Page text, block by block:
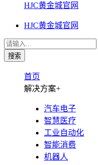
HJC黄金城官网
HJC黄金城官网
首页
解决方案+
汽车电子
智慧医疗
工业自动化
智能消费
机器人